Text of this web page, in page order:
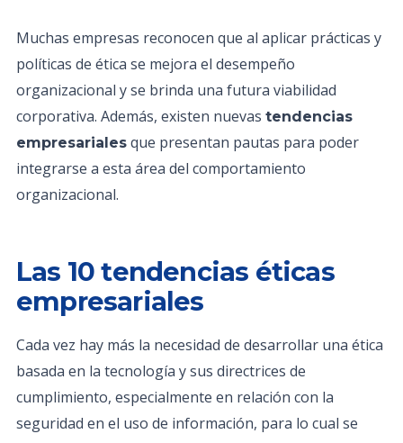
Muchas empresas reconocen que al aplicar prácticas y
políticas de ética se mejora el desempeño
organizacional y se brinda una futura viabilidad
corporativa. Además, existen nuevas tendencias
empresariales que presentan pautas para poder
integrarse a esta área del comportamiento
organizacional.
Las 10 tendencias éticas
empresariales
Cada vez hay más la necesidad de desarrollar una ética
basada en la tecnología y sus directrices de
cumplimiento, especialmente en relación con la
seguridad en el uso de información, para lo cual se